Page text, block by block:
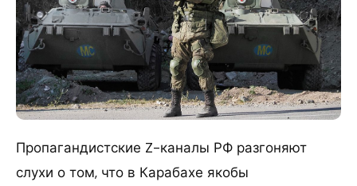
Пропагандистские Z-каналы РФ разгоняют
слухи о том, что в Карабахе якобы